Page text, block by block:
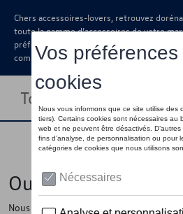
Chers accessoires-lovers, retrouvez
toute la gamme d’accessoires de votre
préférée sous forme de catalogue à
commander auprès de votre
Toggle navigation
Oups !
Nous ne pouvons pas trouver la page,